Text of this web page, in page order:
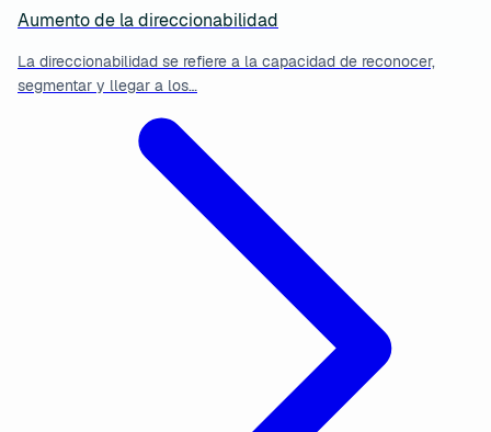
Aumento de la direccionabilidad
La direccionabilidad se refiere a la capacidad de reconocer,
segmentar y llegar a los…